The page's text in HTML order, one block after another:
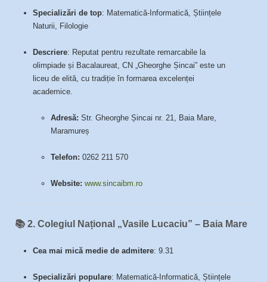
Specializări de top: Matematică-Informatică, Științele
Naturii, Filologie
Descriere: Reputat pentru rezultate remarcabile la
olimpiade și Bacalaureat, CN „Gheorghe Șincai” este un
liceu de elită, cu tradiție în formarea excelenței
academice.
Adresă: Str. Gheorghe Șincai nr. 21, Baia Mare,
Maramureș
Telefon: 0262 211 570
Website: www.sincaibm.ro
📚2. Colegiul Național „Vasile Lucaciu” – Baia Mare
Cea mai mică medie de admitere: 9.31
Specializări populare: Matematică-Informatică, Științele